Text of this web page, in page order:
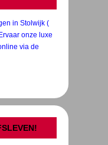
in Stolwijk (
onze luxe
via de